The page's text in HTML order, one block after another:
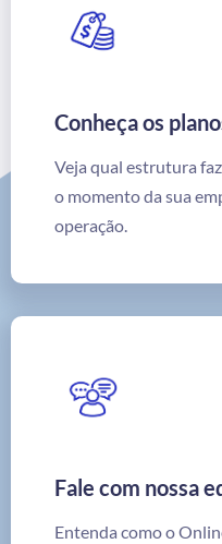
Conheça os
Veja qual estrutura
o momento da sua
operação.
Fale com nossa
Entenda como o